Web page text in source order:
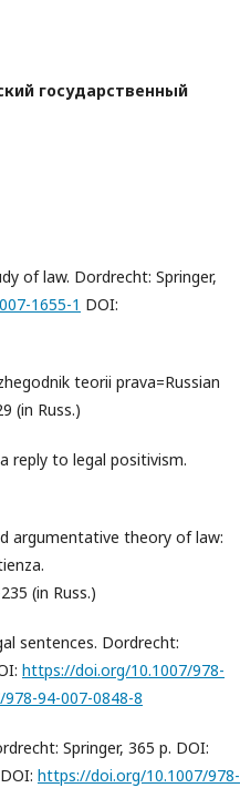
государственный
of law. Dordrecht: Springer,
1655-1 DOI:
teorii prava=Russian
(in Russ.)
reply to legal positivism.
argumentative theory of law:
(in Russ.)
sentences. Dordrecht:
https://doi.org/10.1007/978-
94-007-0848-8
Springer, 365 p. DOI:
DOI: https://doi.org/10.1007/978-